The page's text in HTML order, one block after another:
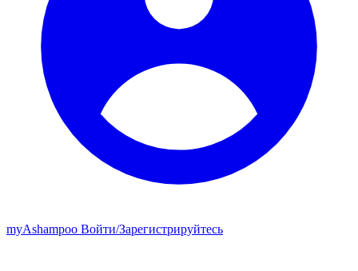
myAshampoo Войти/Зарегистрируйтесь